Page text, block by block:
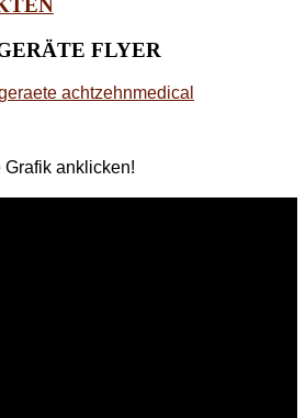
FLYER
anklicken!